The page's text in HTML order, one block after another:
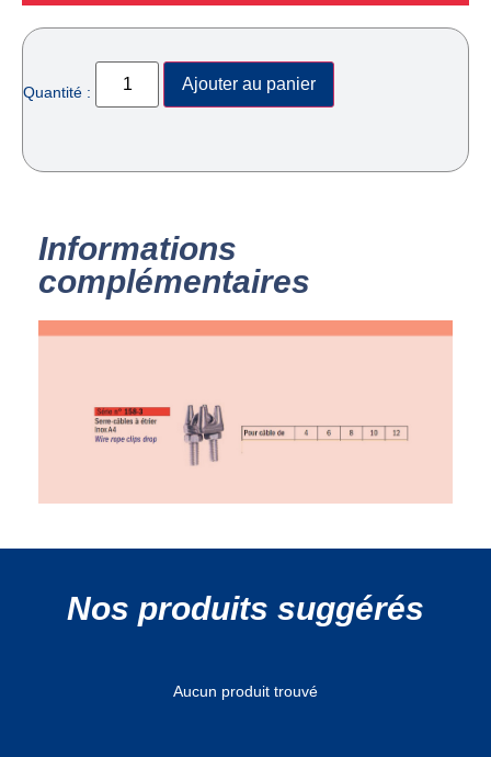
Quantité : Ajouter au panier
Informations
complémentaires
Nos produits suggérés
Aucun produit trouvé